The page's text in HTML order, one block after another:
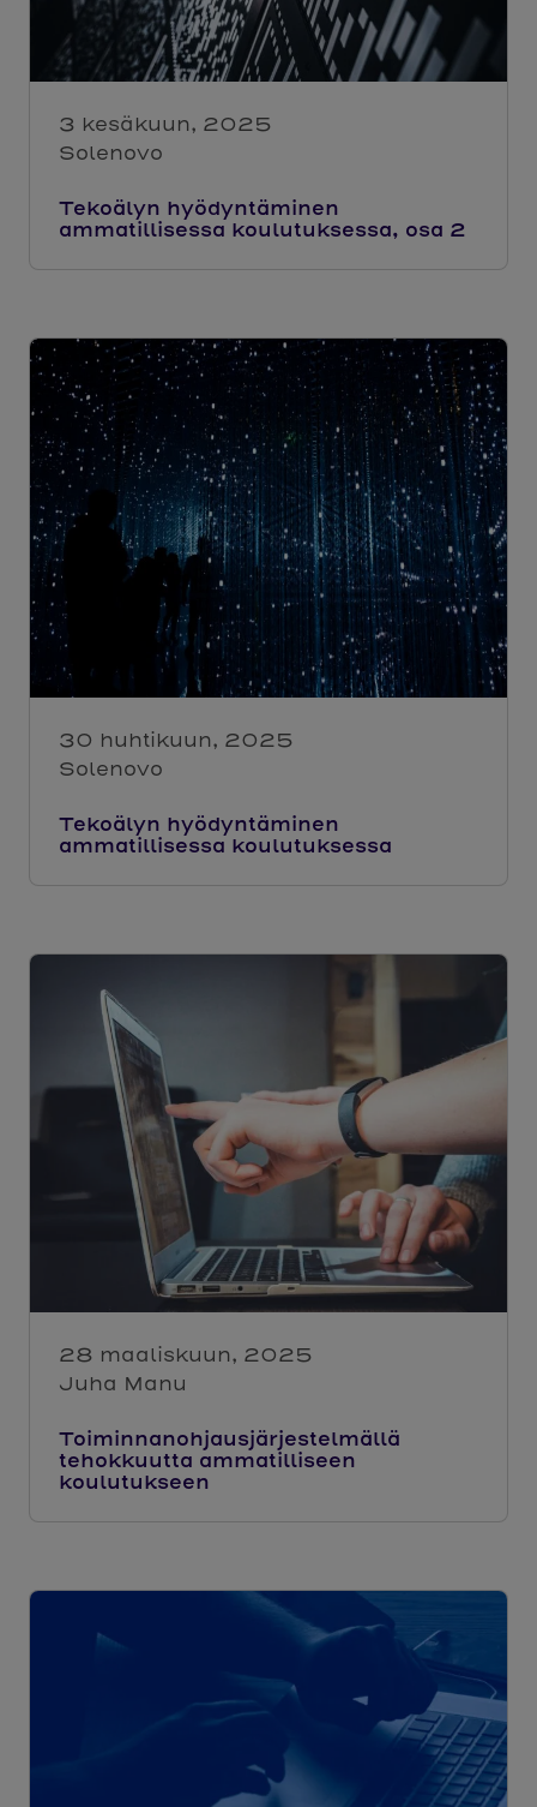
3 kesäkuun, 2025
Solenovo
Tekoälyn hyödyntäminen
ammatillisessa koulutuksessa, osa 2
30 huhtikuun, 2025
Solenovo
Tekoälyn hyödyntäminen
ammatillisessa koulutuksessa
28 maaliskuun, 2025
Juha Manu
Toiminnanohjausjärjestelmällä
tehokkuutta ammatilliseen
koulutukseen